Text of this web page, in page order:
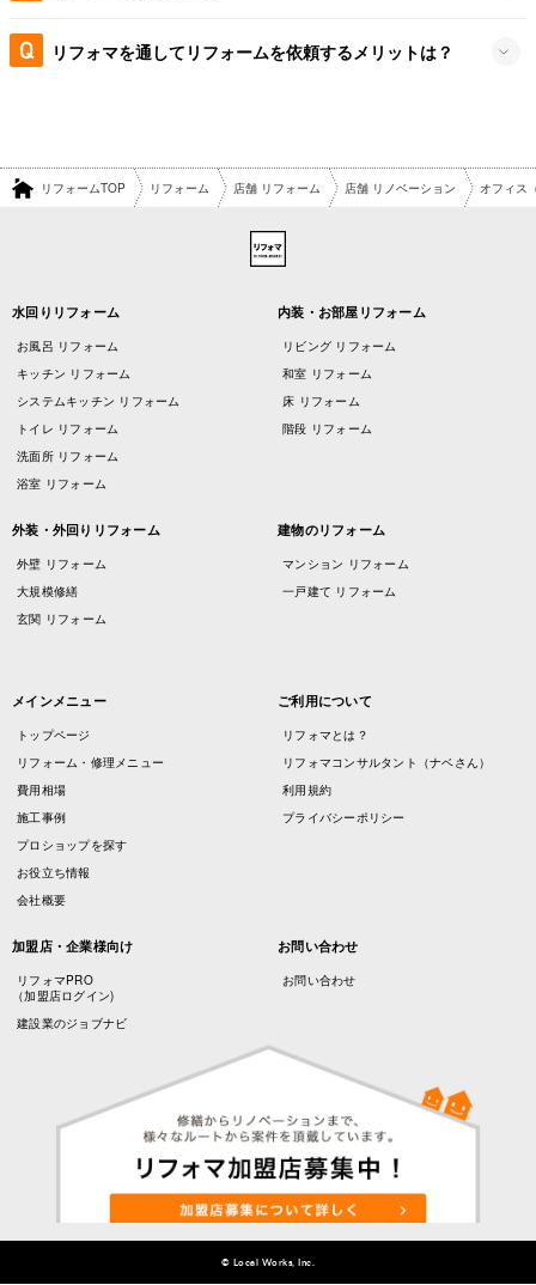
リフォマを通してリフォームを依頼するメリットは？
リフォームTOP リフォーム 店舗 リフォーム 店舗 リノベーション オフィス
水回りリフォーム
お風呂 リフォーム
キッチン リフォーム
システムキッチン リフォーム
トイレ リフォーム
洗面所 リフォーム
浴室 リフォーム
内装・お部屋リフォーム
リビング リフォーム
和室 リフォーム
床 リフォーム
階段 リフォーム
外装・外回りリフォーム
外壁 リフォーム
大規模修繕
玄関 リフォーム
建物のリフォーム
マンション リフォーム
一戸建て リフォーム
メインメニュー
トップページ
リフォーム・修理メニュー
費用相場
施工事例
プロショップを探す
お役立ち情報
会社概要
ご利用について
リフォマとは？
リフォマコンサルタント（ナベさん）
利用規約
プライバシーポリシー
加盟店・企業様向け
リフォマPRO
（加盟店ログイン)
建設業のジョブナビ
お問い合わせ
お問い合わせ
© Local Works, Inc.